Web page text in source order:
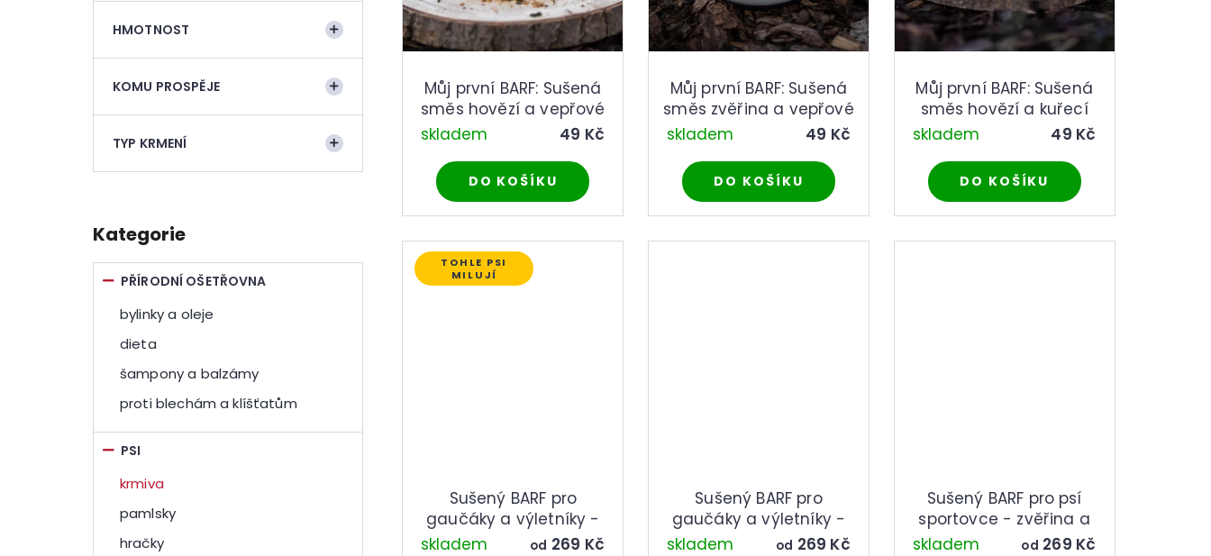
HMOTNOST
KOMU PROSPĚJE
TYP KRMENÍ
kategorie
Kategorie
PŘÍRODNÍ OŠETŘOVNA
bylinky a oleje
dieta
šampony a balzámy
proti blechám a klíšťatům
PSI
krmiva
pamlsky
hračky
k
t
ů
d
u
Můj první BARF: Sušená
směs hovězí a vepřové
skladem
49 Kč
DO KOŠÍKU
Můj první BARF: Sušená
směs zvěřina a vepřové
skladem
49 Kč
DO KOŠÍKU
Můj první BARF: Sušená
směs hovězí a kuřecí
skladem
49 Kč
DO KOŠÍKU
TOHLE PSI
MILUJÍ
Sušený BARF pro
gaučáky a výletníky -
zvěřina a vepřové
skladem od 269 Kč
Sušený BARF pro
gaučáky a výletníky -
hovězí a vepřové
skladem od 269 Kč
Sušený BARF pro psí
sportovce - zvěřina a
vepřové
skladem od 269 Kč